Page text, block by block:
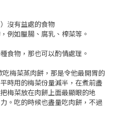
沒有益處的食物
例如臘腸、腐乳、榨菜等。
食物，那也可以酌情處理。
梅菜蒸肉餅，那是令他最開胃的
時用的梅菜份量減半，在煮前盡
梅菜放在肉餅上面最顯眼的地
。吃的時候也盡量吃肉餅，不過